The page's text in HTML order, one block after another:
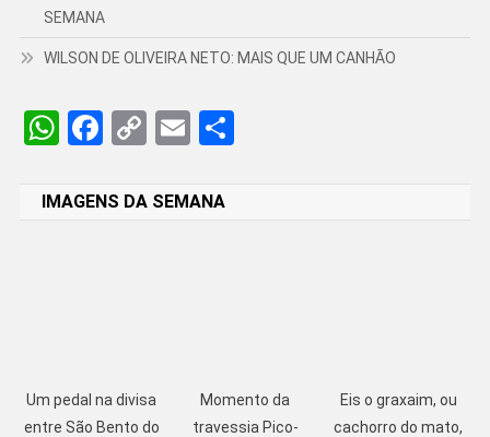
SEMANA
WILSON DE OLIVEIRA NETO: MAIS QUE UM CANHÃO
WhatsApp
Facebook
CopyEmailShare
IMAGENS DA SEMANA
Um pedal na divisa
entre São Bento do
Momento da
travessia Pico-
Eis o graxaim, ou
cachorro do mato,